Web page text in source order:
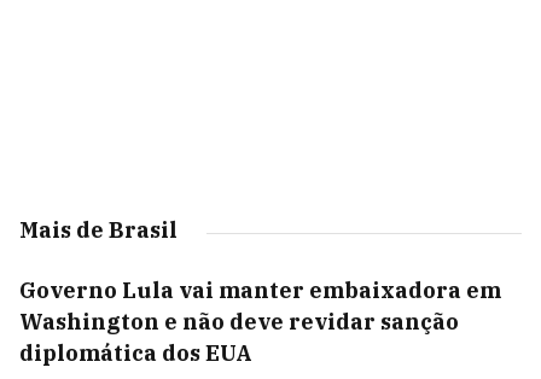
Mais de Brasil
Governo Lula vai manter embaixadora em
Washington e não deve revidar sanção
diplomática dos EUA